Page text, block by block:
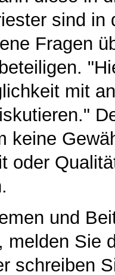
sind in
Fragen
mit
keine
oder
und
melden Sie
schreiben